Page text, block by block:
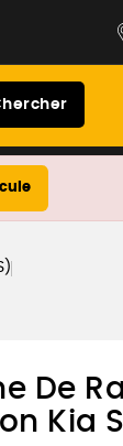
De
Kia